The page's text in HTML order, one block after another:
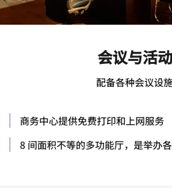
会议与活动
配备各种会议设
商务中心提供免费打印和上网服务
8 间面积不等的多功能厅，是举办